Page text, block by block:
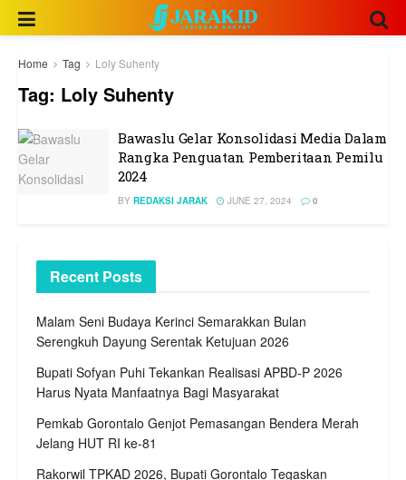
Home Tag Loly Suhenty
Tag: Loly Suhenty
Bawaslu Gelar Konsolidasi Media Dalam
Rangka Penguatan Pemberitaan Pemilu
2024
BY REDAKSI JARAK JUNE 27, 2024 0
Recent Posts
Malam Seni Budaya Kerinci Semarakkan Bulan
Serengkuh Dayung Serentak Ketujuan 2026
Bupati Sofyan Puhi Tekankan Realisasi APBD-P 2026
Harus Nyata Manfaatnya Bagi Masyarakat
Pemkab Gorontalo Genjot Pemasangan Bendera Merah
Jelang HUT RI ke-81
Rakorwil TPKAD 2026, Bupati Gorontalo Tegaskan